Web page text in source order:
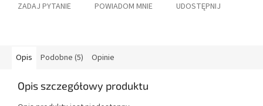
ZADAJ PYTANIE POWIADOM MNIE UDOSTĘPNIJ
Opis Podobne (5) Opinie
Opis szczegółowy produktu